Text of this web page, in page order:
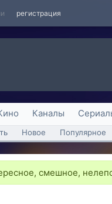
регистрация
Каналы
Новое Популярное
смешное,